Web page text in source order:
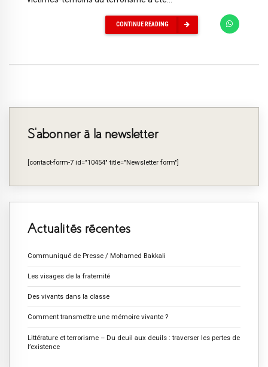
CONTINUE READING
S’abonner à la newsletter
[contact-form-7 id="10454" title="Newsletter form"]
Actualités récentes
Communiqué de Presse / Mohamed Bakkali
Les visages de la fraternité
Des vivants dans la classe
Comment transmettre une mémoire vivante ?
Littérature et terrorisme – Du deuil aux deuils : traverser les pertes de
l’existence